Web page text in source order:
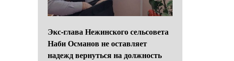
Экс-глава Нежинского сельсовета
Наби Османов не оставляет
надежд вернуться на должность